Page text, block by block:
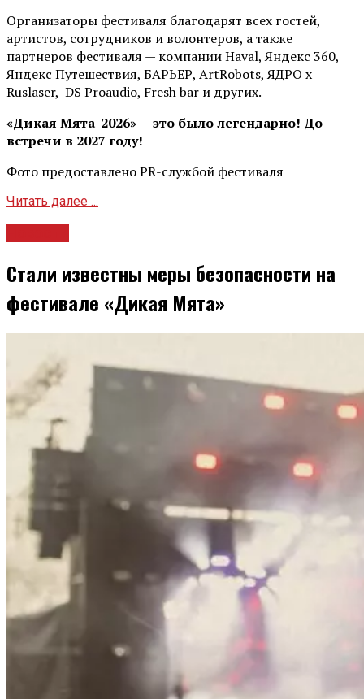
Организаторы фестиваля благодарят всех гостей,
артистов, сотрудников и волонтеров, а также
партнеров фестиваля — компании Haval, Яндекс 360,
Яндекс Путешествия, БАРЬЕР, ArtRobots, ЯДРО х
Ruslaser, DS Proaudio, Fresh bar и других.
«Дикая Мята-2026» — это было легендарно! До
встречи в 2027 году!
Фото предоставлено PR-службой фестиваля
Читать далее ...
Стали известны меры безопасности на
фестивале «Дикая Мята»